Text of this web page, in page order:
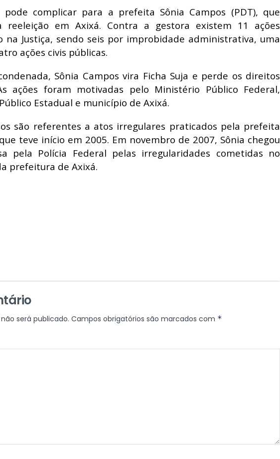
pode complicar para a prefeita Sônia Campos (PDT), que
reeleição em Axixá. Contra a gestora existem 11 ações
na Justiça, sendo seis por improbidade administrativa, uma
ações civis públicas.
Sônia Campos vira Ficha Suja e perde os direitos
ações foram motivadas pelo Ministério Público Federal,
Estadual e município de Axixá.
são referentes a atos irregulares praticados pela prefeita
teve início em 2005. Em novembro de 2007, Sônia chegou
pela Polícia Federal pelas irregularidades cometidas no
prefeitura de Axixá.
será publicado. Campos obrigatórios são marcados com *